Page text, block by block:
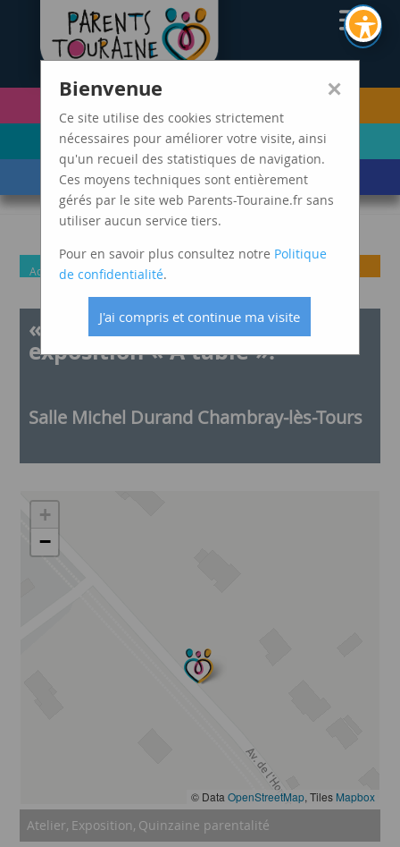
PETITE ENFANCE
(0-5 ANS)
ENFANCE
(6-11 ANS)
ADOLESCENCE ET
JEUNES ADULTES
LES ÉVÈNEMENTS
DE VIE MARDIS SPAGHETTI
Adolescence et jeunes
adultes
Enfance
parents
« Les Jeux du Monde » et
exposition « A table ».
Salle Michel Durand Chambray-lès-Tours
+
−
© Data OpenStreetMap, Tiles Mapbox
Atelier Exposition Quinzaine parentalité
×
Bienvenue
Ce site utilise des cookies strictement
nécessaires pour améliorer votre visite, ainsi
qu'un recueil des statistiques de navigation.
Ces moyens techniques sont entièrement
gérés par le site web Parents-Touraine.fr sans
utiliser aucun service tiers.
Pour en savoir plus consultez notre Politique
de confidentialité.
J'ai compris et continue ma visite